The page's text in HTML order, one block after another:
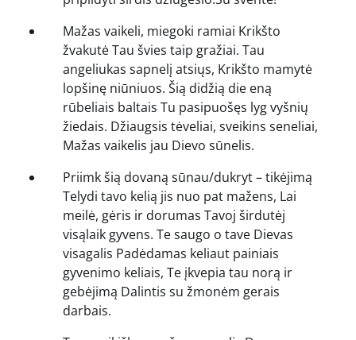
Mažas vaikeli, miegoki ramiai Krikšto
žvakutė Tau švies taip gražiai. Tau
angeliukas sapnelį atsiųs, Krikšto mamytė
lopšinę niūniuos. Šią didžią die eną
rūbeliais baltais Tu pasipuošęs lyg vyšnių
žiedais. Džiaugsis tėveliai, sveikins seneliai,
Mažas vaikelis jau Dievo sūnelis.
Priimk šią dovaną sūnau/dukryt – tikėjimą
Telydi tavo kelią jis nuo pat mažens, Lai
meilė, gėris ir dorumas Tavoj širdutėj
visąlaik gyvens. Te saugo o tave Dievas
visagalis Padėdamas keliaut painiais
gyvenimo keliais, Te įkvepia tau norą ir
gebėjimą Dalintis su žmonėm gerais
darbais.